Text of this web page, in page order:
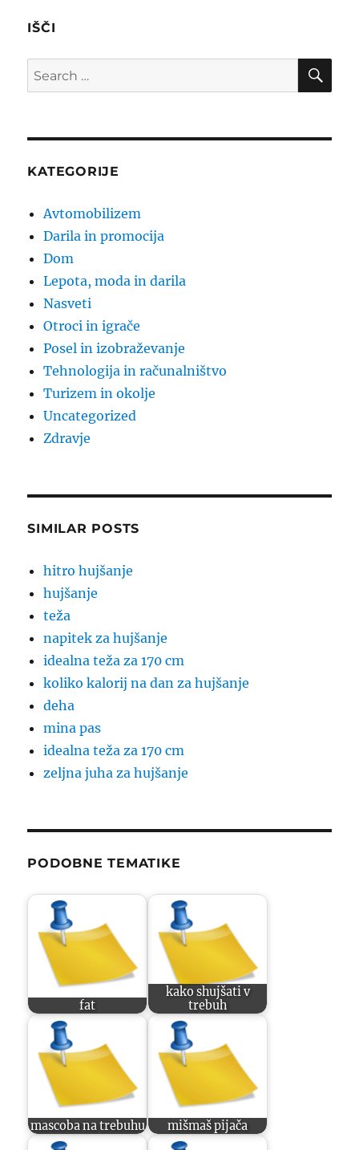
IŠČI
Search
for:
KATEGORIJE
Avtomobilizem
Darila in promocija
Dom
Lepota, moda in darila
Nasveti
Otroci in igrače
Posel in izobraževanje
Tehnologija in računalništvo
Turizem in okolje
Uncategorized
Zdravje
SIMILAR POSTS
hitro hujšanje
hujšanje
teža
napitek za hujšanje
idealna teža za 170 cm
koliko kalorij na dan za hujšanje
deha
mina pas
idealna teža za 170 cm
zeljna juha za hujšanje
PODOBNE TEMATIKE
fat
kako shujšati v
trebuh
mascoba na trebuhu mišmaš pijača